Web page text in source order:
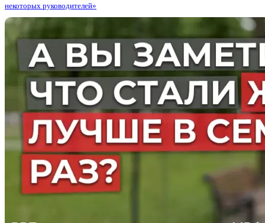
некоторых руководителей»